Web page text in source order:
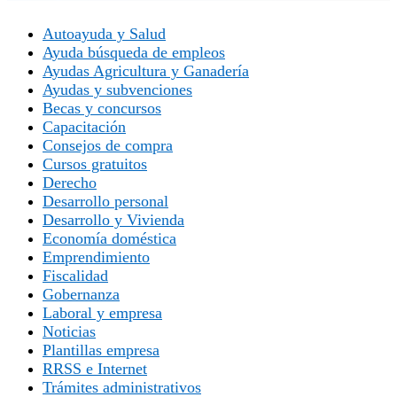
Autoayuda y Salud
Ayuda búsqueda de empleos
Ayudas Agricultura y Ganadería
Ayudas y subvenciones
Becas y concursos
Capacitación
Consejos de compra
Cursos gratuitos
Derecho
Desarrollo personal
Desarrollo y Vivienda
Economía doméstica
Emprendimiento
Fiscalidad
Gobernanza
Laboral y empresa
Noticias
Plantillas empresa
RRSS e Internet
Trámites administrativos